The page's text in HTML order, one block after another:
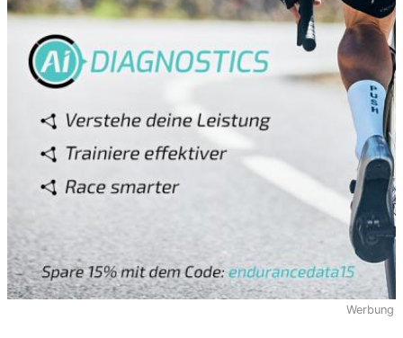
Werbung